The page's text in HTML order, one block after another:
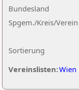
Sortierung
Bundesland
Spgem./Kreis/Verein
Vereinslisten:Wien